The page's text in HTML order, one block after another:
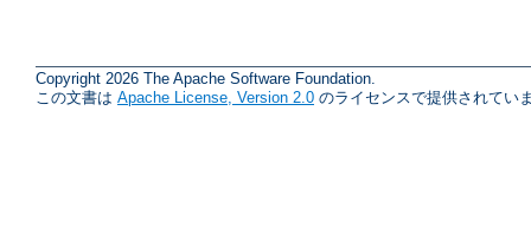
Copyright 2026 The Apache Software Foundation.
この文書は Apache License, Version 2.0 のライセンスで提供されてい